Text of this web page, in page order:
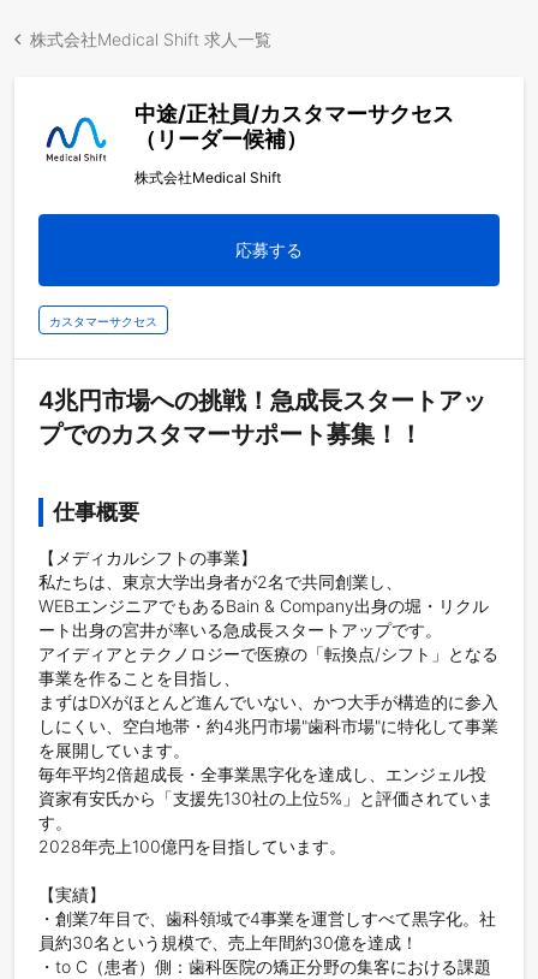
株式会社Medical Shift 求人一覧
中途/正社員/カスタマーサクセス
（リーダー候補）
株式会社Medical Shift
応募する
カスタマーサクセス
4兆円市場への挑戦！急成長スタートアッ
プでのカスタマーサポート募集！！
仕事概要
【メディカルシフトの事業】
私たちは、東京大学出身者が2名で共同創業し、
WEBエンジニアでもあるBain & Company出身の堀・リクル
ート出身の宮井が率いる急成長スタートアップです。
アイディアとテクノロジーで医療の「転換点/シフト」となる
事業を作ることを目指し、
まずはDXがほとんど進んでいない、かつ大手が構造的に参入
しにくい、空白地帯・約4兆円市場"歯科市場"に特化して事業
を展開しています。
毎年平均2倍超成長・全事業黒字化を達成し、エンジェル投
資家有安氏から「支援先130社の上位5%」と評価されていま
す。
2028年売上100億円を目指しています。
【実績】
・創業7年目で、歯科領域で4事業を運営しすべて黒字化。社
員約30名という規模で、売上年間約30億を達成！
・to C（患者）側：歯科医院の矯正分野の集客における課題